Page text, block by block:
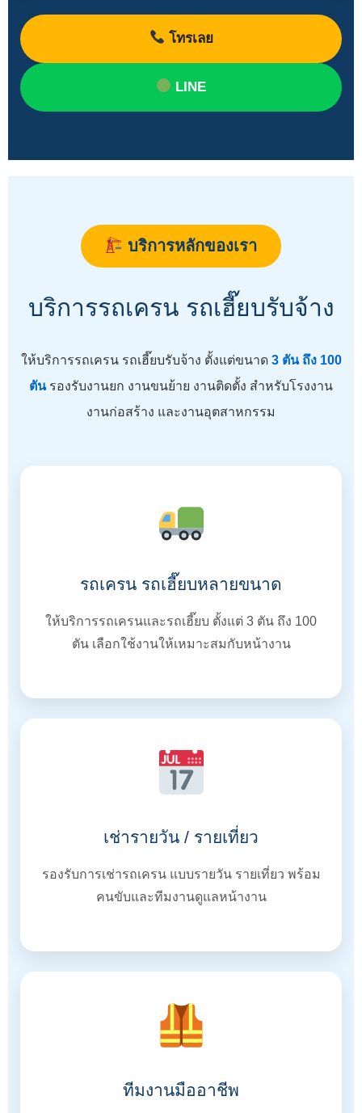
โทรเลย
LINE
บริการหลักของเรา
บริการรถเครน รถเฮี๊ยบรับจ้าง
ให้บริการรถเครน รถเฮี๊ยบรับจ้าง ตั้งแต่ขนาด 3 ตัน ถึง 100
ตันรองรับงานยก งานขนย้าย งานติดตั้ง สำหรับโรงงาน
งานก่อสร้าง และงานอุตสาหกรรม
รถเครน รถเฮี๊ยบหลายขนาด
ให้บริการรถเครนและรถเฮี๊ยบ ตั้งแต่ 3 ตัน ถึง 100
ตัน เลือกใช้งานให้เหมาะสมกับหน้างาน
เช่ารายวัน / รายเที่ยว
รองรับการเช่ารถเครน แบบรายวัน รายเที่ยว พร้อม
คนขับและทีมงานดูแลหน้างาน
ทีมงานมืออาชีพ